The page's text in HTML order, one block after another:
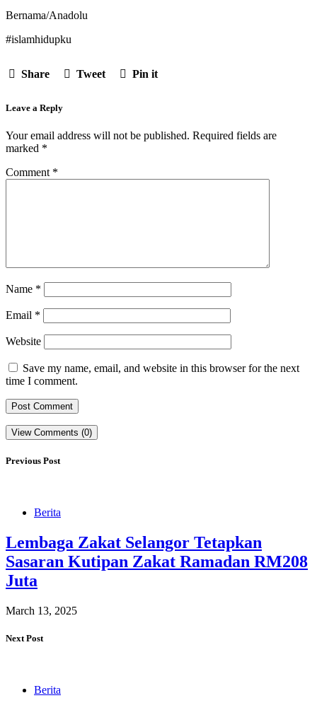
Bernama/Anadolu
#islamhidupku
Share Tweet Pin it
Leave a Reply
Your email address will not be published. Required fields are
marked *
Comment *
Name *
Email *
Website
Save my name, email, and website in this browser for the next
time I comment.
View Comments (0)
Previous Post
Berita
Lembaga Zakat Selangor Tetapkan
Sasaran Kutipan Zakat Ramadan RM208
Juta
March 13, 2025
Next Post
Berita